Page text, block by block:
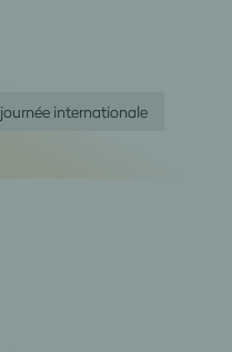
journée internationale